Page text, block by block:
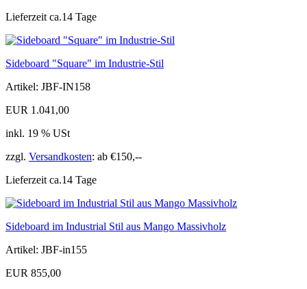
Lieferzeit ca.14 Tage
Sideboard "Square" im Industrie-Stil
Artikel: JBF-IN158
EUR 1.041,00
inkl. 19 % USt
zzgl. Versandkosten: ab €150,--
Lieferzeit ca.14 Tage
Sideboard im Industrial Stil aus Mango Massivholz
Artikel: JBF-in155
EUR 855,00